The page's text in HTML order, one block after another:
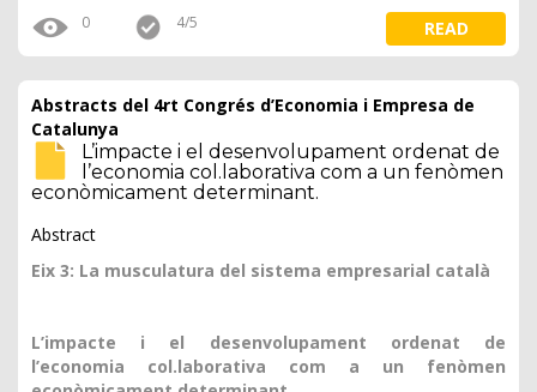
0 4/5 READ
Abstracts del 4rt Congrés d’Economia i Empresa de
Catalunya
L’impacte i el desenvolupament ordenat de
l’economia col.laborativa com a un fenòmen
econòmicament determinant.
Abstract
Eix 3: La musculatura del sistema empresarial català
L’impacte i el desenvolupament ordenat de
l’economia col.laborativa com a un fenòmen